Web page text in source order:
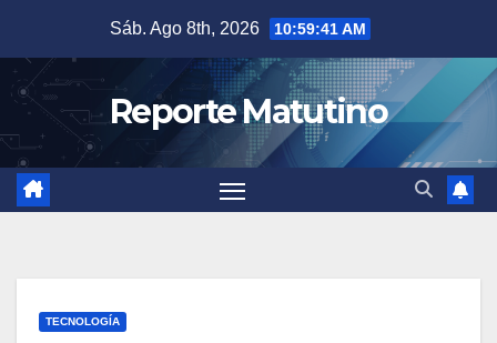
contenido
Sáb. Ago 8th, 2026 10:59:42 AM
Reporte Matutino
TECNOLOGÍA